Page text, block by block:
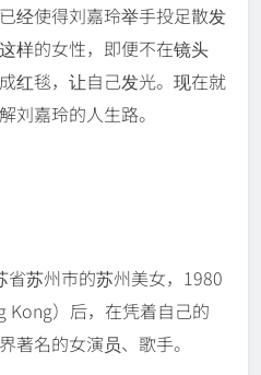
经使得刘嘉玲举手投足散发
样的女性，即便不在镜头
红毯，让自己发光。现在就
刘嘉玲的人生路。
省苏州市的苏州美女，1980
Kong）后，在凭着自己的
著名的女演员、歌手。